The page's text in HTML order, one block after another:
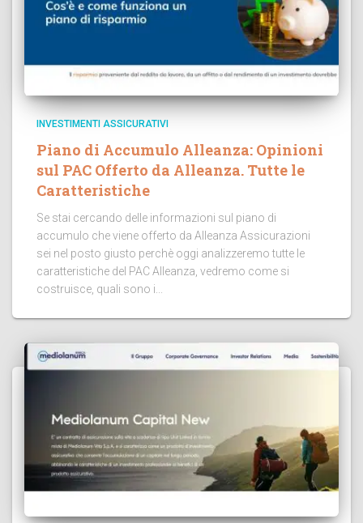
INVESTIMENTI ASSICURATIVI
Piano di Accumulo Alleanza: Opinioni
sul PAC Offerto da Alleanza. Tutte le
Caratteristiche
Se stai cercando delle informazioni sul piano di
accumulo che viene offerto da Alleanza Assicurazioni
sei nel posto giusto perchè oggi analizzeremo tutte le
caratteristiche del PAC Alleanza, vedremo come si
costruisce, quali sono i...